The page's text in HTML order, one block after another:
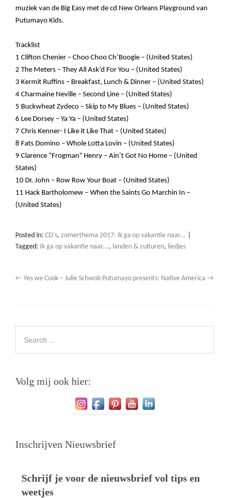
muziek van de Big Easy met de cd New Orleans Playground van
Putumayo Kids.
Tracklist
1 Clifton Chenier – Choo Choo Ch’Boogie – (United States)
2 The Meters – They All Ask’d For You – (United States)
3 Kermit Ruffins – Breakfast, Lunch & Dinner – (United States)
4 Charmaine Neville – Second Line – (United States)
5 Buckwheat Zydeco – Skip to My Blues – (United States)
6 Lee Dorsey – Ya Ya – (United States)
7 Chris Kenner- I Like it Like That – (United States)
8 Fats Domino – Whole Lotta Lovin – (United States)
9 Clarence “Frogman” Henry – Ain’t Got No Home – (United
States)
10 Dr. John – Row Row Your Boat – (United States)
11 Hack Bartholomew – When the Saints Go Marchin In –
(United States)
Posted in: CD's, zomerthema 2017: ik ga op vakantie naar...
Tagged: Ik ga op vakantie naar..., landen & culturen, liedjes
← Yes we Cook – Julie Schwob Putumayo presents: Native America →
Volg mij ook hier:
Inschrijven Nieuwsbrief
Schrijf je voor de nieuwsbrief vol tips en
weetjes